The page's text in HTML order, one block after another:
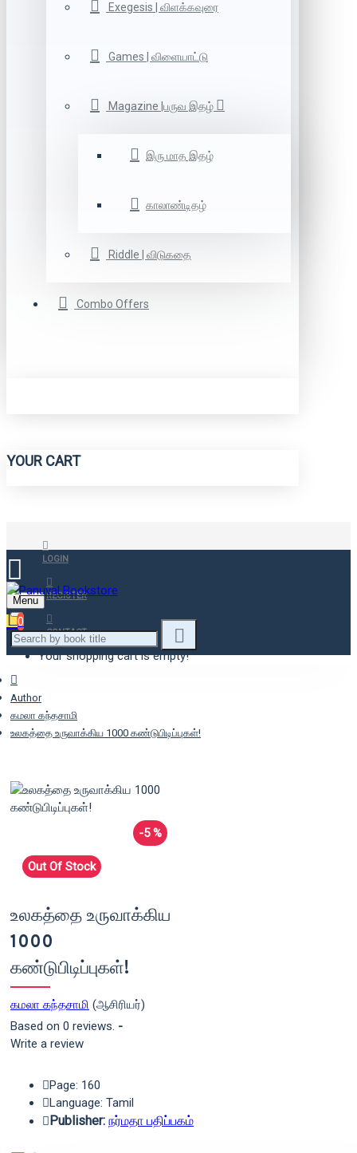
Exegesis | விளக்கவுரை
Games | விளையாட்டு
Magazine |பருவ இதழ்
இரு மாத இதழ்
காலாண்டிதழ்
Riddle | விடுகதை
Combo Offers
YOUR CART
LOGIN
REGISTER
CONTACT
Menu
0
Your shopping cart is empty!
Author
கமலா கந்தசாமி
உலகத்தை உருவாக்கிய 1000 கண்டுபிடிப்புகள்!
-5 %
Out Of Stock
உலகத்தை உருவாக்கிய
1000
கண்டுபிடிப்புகள்!
கமலா கந்தசாமி (ஆசிரியர்)
Based on 0 reviews. -
Write a review
Page: 160
Language: Tamil
Publisher: நர்மதா பதிப்பகம்